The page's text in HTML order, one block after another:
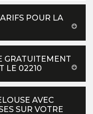
POUR LA
GRATUITEMENT
LE 02210
AVEC
SUR VOTRE